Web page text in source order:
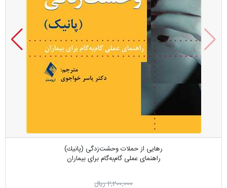
رهایی از حملات وحشت‌زدگی (پانیك)
راهنمای عملی گام‌به‌گام برای بیماران
2,200,000 ریال